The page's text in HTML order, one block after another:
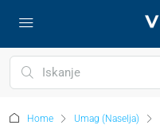
Home Umag (Naselja)